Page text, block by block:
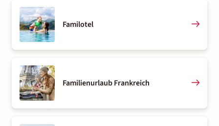
Familotel
Familienurlaub Frankreich